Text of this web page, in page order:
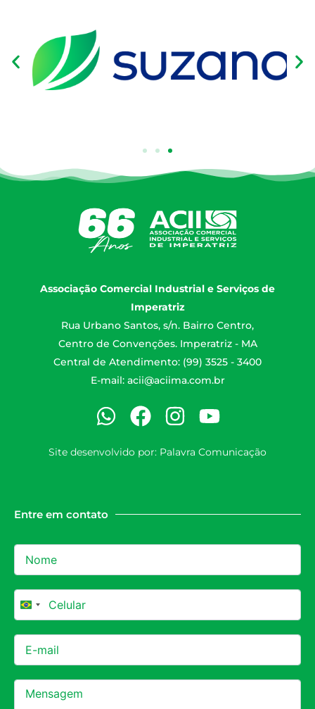
Associação Comercial Industrial e Serviços de
Imperatriz
Rua Urbano Santos, s/n. Bairro Centro,
Centro de Convenções. Imperatriz - MA
Central de Atendimento: (99) 3525 - 3400
E-mail: acii@aciima.com.br
Site desenvolvido por: Palavra Comunicação
Entre em contato
Brazil +55